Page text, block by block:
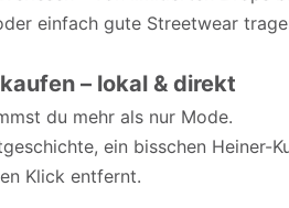
einfach gute Streetwear
– lokal & direkt
du mehr als nur Mode.
ein bisschen
Klick entfernt.